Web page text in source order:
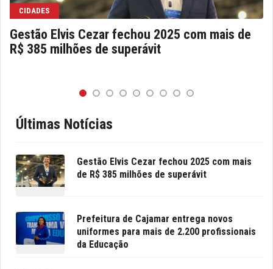
CIDADES
Gestão Elvis Cezar fechou 2025 com mais de
R$ 385 milhões de superávit
Últimas Notícias
Gestão Elvis Cezar fechou 2025 com mais
de R$ 385 milhões de superávit
Prefeitura de Cajamar entrega novos
uniformes para mais de 2.200 profissionais
da Educação